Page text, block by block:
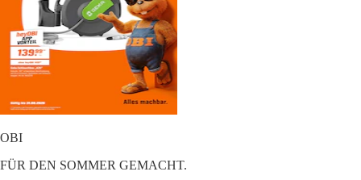
OBI
FÜR DEN SOMMER GEMACHT.